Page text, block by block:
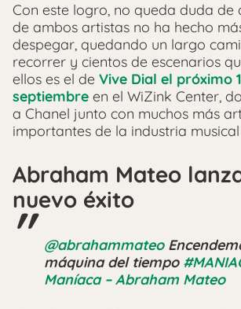
Con este logro, no queda duda de
de ambos artistas no ha hecho
despegar, quedando un largo
recorrer y cientos de escenarios
ellos es el de Vive Dial el próximo
septiembre en el WiZink Center,
a Chanel junto con muchos más
importantes de la industria
Abraham Mateo
nuevo éxito
@abrahammateo
máquina del tiempo
Maníaca – Abraham Mateo